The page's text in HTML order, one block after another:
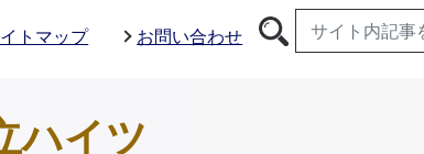
トマップ お問い合わせ
ハイツ